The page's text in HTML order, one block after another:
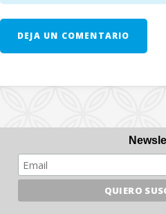
DEJA UN COMENTARIO